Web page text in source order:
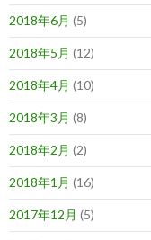
2018年6月 (5)
2018年5月 (12)
2018年4月 (10)
2018年3月 (8)
2018年2月 (2)
2018年1月 (16)
2017年12月 (5)